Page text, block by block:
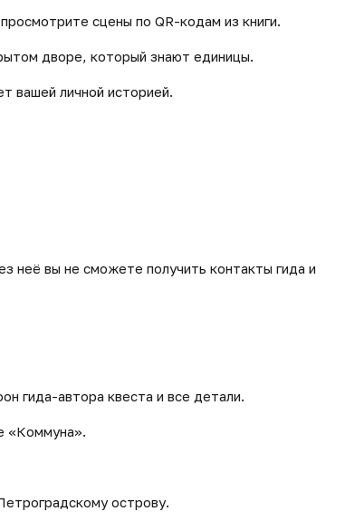
сцены по QR-кодам из книги.
дворе, который знают единицы.
вашей личной историей.
неё вы не сможете получить контакты гида и
гида-автора квеста и все детали.
«Коммуна».
острову.